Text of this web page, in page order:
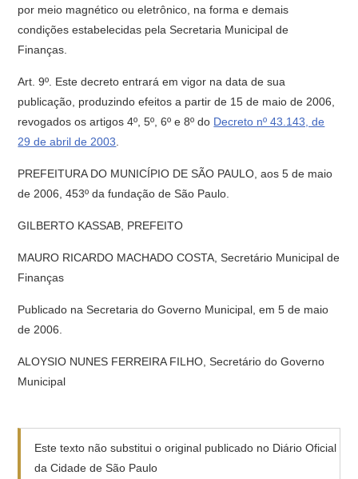
por meio magnético ou eletrônico, na forma e demais
condições estabelecidas pela Secretaria Municipal de
Finanças.
Art. 9º. Este decreto entrará em vigor na data de sua
publicação, produzindo efeitos a partir de 15 de maio de 2006,
revogados os artigos 4º, 5º, 6º e 8º do Decreto nº 43.143, de
29 de abril de 2003
PREFEITURA DO MUNICÍPIO DE SÃO PAULO, aos 5 de maio
de 2006, 453º da fundação de São Paulo.
GILBERTO KASSAB, PREFEITO
MAURO RICARDO MACHADO COSTA, Secretário Municipal de
Finanças
Publicado na Secretaria do Governo Municipal, em 5 de maio
de 2006.
ALOYSIO NUNES FERREIRA FILHO, Secretário do Governo
Municipal
Este texto não substitui o original publicado no Diário Oficial
da Cidade de São Paulo